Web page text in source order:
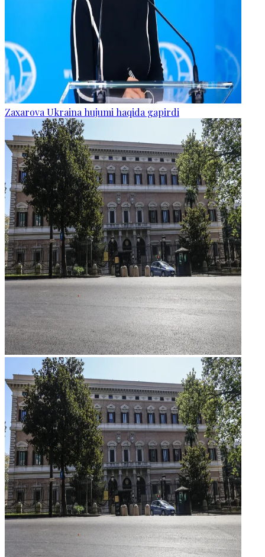
Zaxarova Ukraina hujumi haqida gapirdi